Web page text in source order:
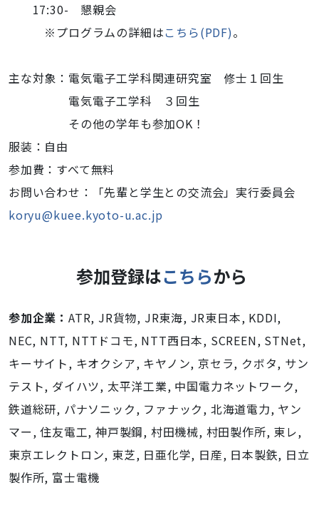
17:30- 懇親会
※プログラムの詳細はこちら(PDF)。
主な対象：電気電子工学科関連研究室 修士１回生
電気電子工学科 ３回生
その他の学年も参加OK！
服装：自由
参加費：すべて無料
お問い合わせ：「先輩と学生との交流会」実行委員会
koryu@kuee.kyoto-u.ac.jp
参加登録はこちらから
参加企業： ATR, JR貨物, JR東海, JR東日本, KDDI,
NEC, NTT, NTTドコモ, NTT西日本, SCREEN, STNet,
キーサイト, キオクシア, キヤノン, 京セラ, クボタ, サン
テスト, ダイハツ, 太平洋工業, 中国電力ネットワーク,
鉄道総研, パナソニック, ファナック, 北海道電力, ヤン
マー, 住友電工, 神戸製鋼, 村田機械, 村田製作所, 東レ,
東京エレクトロン, 東芝, 日亜化学, 日産, 日本製鉄, 日立
製作所, 富士電機